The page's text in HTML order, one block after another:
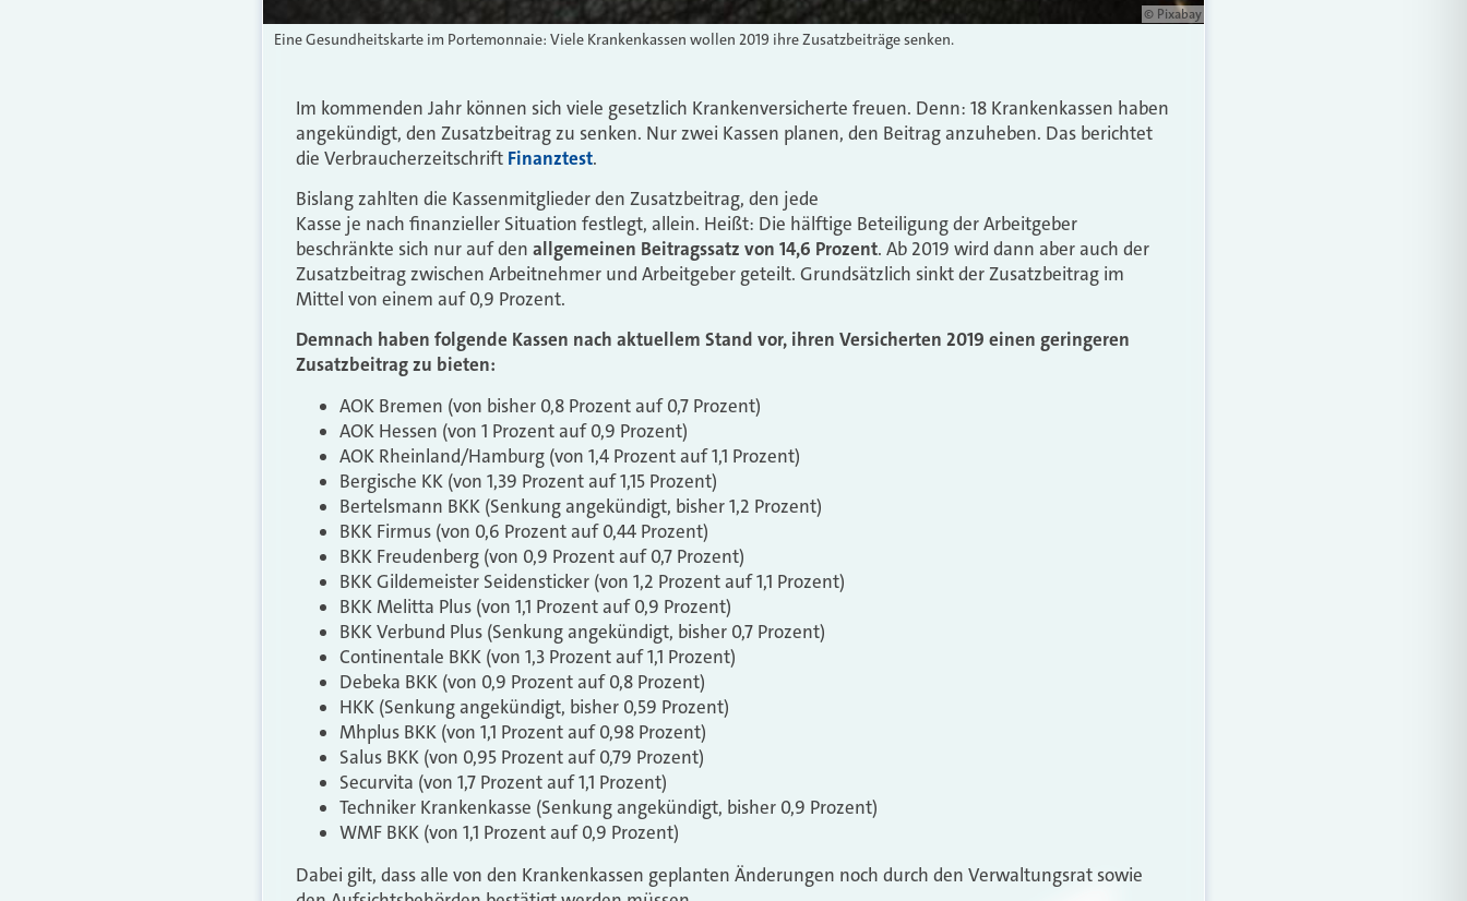
© Pixabay
Eine Gesundheitskarte im Portemonnaie: Viele Krankenkassen wollen 2019 ihre Zusatzbeiträge senken.
Im kommenden Jahr können sich viele gesetzlich Krankenversicherte freuen. Denn: 18 Krankenkassen haben
angekündigt, den Zusatzbeitrag zu senken. Nur zwei Kassen planen, den Beitrag anzuheben. Das berichtet
die Verbraucherzeitschrift Finanztest.
Bislang zahlten die Kassenmitglieder den Zusatz­beitrag, den jede
Kasse je nach finanzieller Situation fest­legt, allein. Heißt: Die hälftige Beteiligung der Arbeit­geber
beschränkte sich nur auf den allgemeinen Beitrags­satz von 14,6 Prozent. Ab 2019 wird dann aber auch der
Zusatzbeitrag zwischen Arbeitnehmer und Arbeit­geber geteilt. Grundsätzlich sinkt der Zusatzbeitrag im
Mittel von einem auf 0,9 Prozent.
Demnach haben folgende Kassen nach aktuellem Stand vor, ihren Versicherten 2019 einen geringeren
Zusatzbeitrag zu bieten:
AOK Bremen (von bisher 0,8 Prozent auf 0,7 Prozent)
AOK Hessen (von 1 Prozent auf 0,9 Prozent)
AOK Rheinland/Hamburg (von 1,4 Prozent auf 1,1 Prozent)
Bergische KK (von 1,39 Prozent auf 1,15 Prozent)
Bertelsmann BKK (Senkung angekündigt, bisher 1,2 Prozent)
BKK Firmus (von 0,6 Prozent auf 0,44 Prozent)
BKK Freudenberg (von 0,9 Prozent auf 0,7 Prozent)
BKK Gildemeister Seidensticker (von 1,2 Prozent auf 1,1 Prozent)
BKK Melitta Plus (von 1,1 Prozent auf 0,9 Prozent)
BKK Verbund Plus (Senkung angekündigt, bisher 0,7 Prozent)
Continentale BKK (von 1,3 Prozent auf 1,1 Prozent)
Debeka BKK (von 0,9 Prozent auf 0,8 Prozent)
HKK (Senkung angekündigt, bisher 0,59 Prozent)
Mhplus BKK (von 1,1 Prozent auf 0,98 Prozent)
Salus BKK (von 0,95 Prozent auf 0,79 Prozent)
Securvita (von 1,7 Prozent auf 1,1 Prozent)
Techniker Krankenkasse (Senkung angekündigt, bisher 0,9 Prozent)
WMF BKK (von 1,1 Prozent auf 0,9 Prozent)
Dabei gilt, dass alle von den Krankenkassen geplanten Änderungen noch durch den Verwaltungsrat sowie